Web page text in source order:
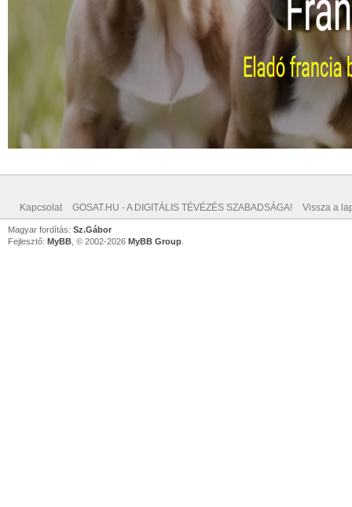
Kapcsolat GOSAT.HU - A DIGITÁLIS TÉVÉZÉS SZABADSÁGA! Vissza a
Magyar fordítás: Sz.Gábor
Fejlesztő: MyBB , © 2002-2026 MyBB Group